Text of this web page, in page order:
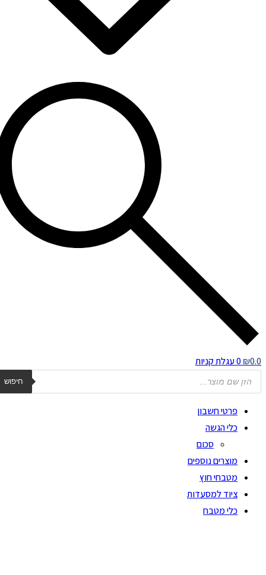
₪0.0
0 עגלת קניות
Products
search חיפוש
פרטי חשבון
כלי הגשה
סכום
מוצרים נוספים
מטבחי חוץ
ציוד למסעדות
כלי מטבח